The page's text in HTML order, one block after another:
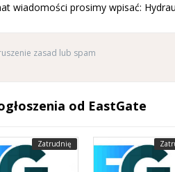
wiadomości prosimy wpisać:
zasad lub spam
od EastGate
Zatrudnię